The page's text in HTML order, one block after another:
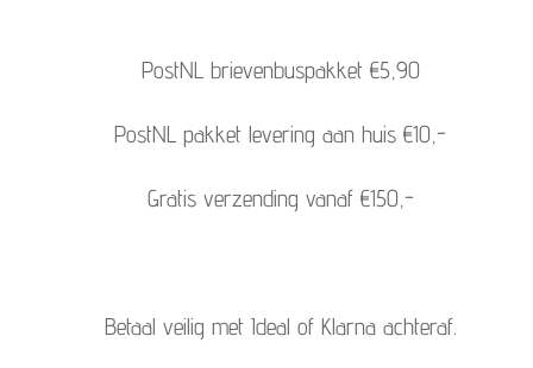
PostNL brievenbuspakket €5,90
PostNL pakket levering aan huis €10,-
Gratis verzending vanaf €150,-
Betaal veilig met Ideal of Klarna achteraf.